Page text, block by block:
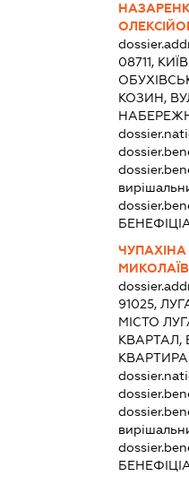
08711,
КОЗИН,
91025,
МІСТО
КВАРТАЛ,
КВАРТИРА